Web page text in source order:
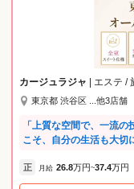
カージュラジャ | エステ /
東京都 渋谷区 ...他3店舗
「上質な空間で、一流
こそ、自分の生活も大切
まっすぐ応えるのが〈カージュラジ
は、業界では類を見ない
正 月給 26.8万円~37.4万円